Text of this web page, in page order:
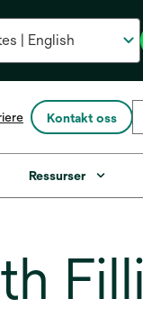
Kontakt oss
Ressurser